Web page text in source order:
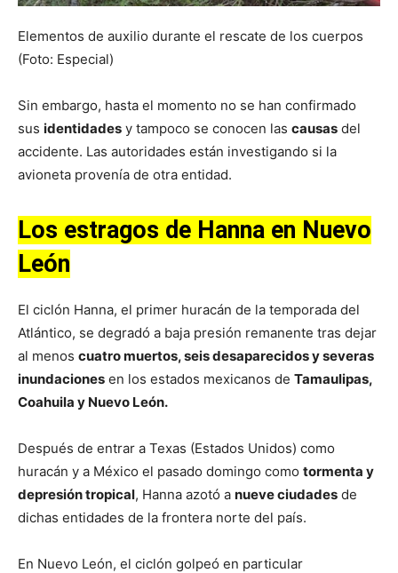
Elementos de auxilio durante el rescate de los cuerpos
(Foto: Especial)
Sin embargo, hasta el momento no se han confirmado
sus identidades y tampoco se conocen las causas del
accidente. Las autoridades están investigando si la
avioneta provenía de otra entidad.
Los estragos de Hanna en Nuevo
León
El ciclón Hanna, el primer huracán de la temporada del
Atlántico, se degradó a baja presión remanente tras dejar
al menos cuatro muertos, seis desaparecidos y severas
inundaciones en los estados mexicanos de Tamaulipas,
Coahuila y Nuevo León.
Después de entrar a Texas (Estados Unidos) como
huracán y a México el pasado domingo como tormenta y
depresión tropical, Hanna azotó a nueve ciudades de
dichas entidades de la frontera norte del país.
En Nuevo León, el ciclón golpeó en particular